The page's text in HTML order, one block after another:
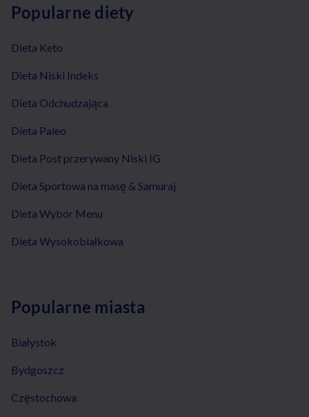
Popularne diety
Dieta Keto
Dieta Niski Indeks
Dieta Odchudzająca
Dieta Paleo
Dieta Post przerywany Niski IG
Dieta Sportowa na masę & Samuraj
Dieta Wybór Menu
Dieta Wysokobiałkowa
Popularne miasta
Białystok
Bydgoszcz
Częstochowa